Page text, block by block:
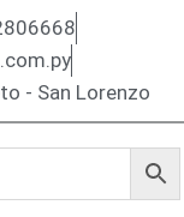
- San Lorenzo